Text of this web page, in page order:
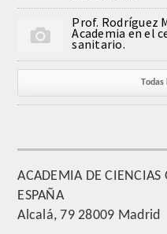
NÚMERO
Número de Medalla
SUPERNUMERARIOS
HONOR
Prof. Rodríguez
Academia en el
sanitario.
ACADEMIA DE CIENCIAS
ESPAÑA
Alcalá, 79 28009 Madrid